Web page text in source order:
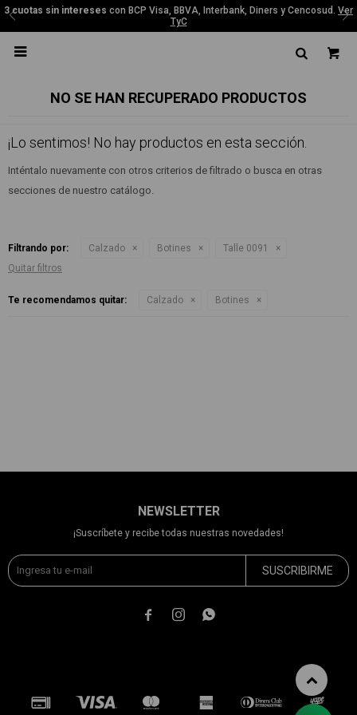
3 cuotas sin intereses con BCP Visa, BBVA, Interbank, Diners y Cencosud. Ver
TyC

NO SE HAN RECUPERADO PRODUCTOS
¡Lo sentimos! No hay productos en esta sección.
Inténtalo nuevamente con otros criterios de filtrado o busca en otras
secciones de nuestro catálogo.
Filtrando por: Calzado Botines
Talle 0091
Quitar filtros
Te recomendamos quitar: Calzado Botines
NEWSLETTER
¡Suscríbete y recibe todas nuestras novedades!
SUSCRIBIRME
  